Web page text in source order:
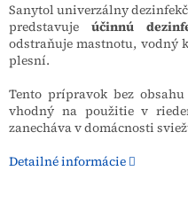
Sanytol univerzálny
predstavuje účinnú
odstraňuje mastnotu, vodný
plesní.
Tento prípravok bez
vhodný na použitie v
zanecháva v domácnosti
Detailné informácie